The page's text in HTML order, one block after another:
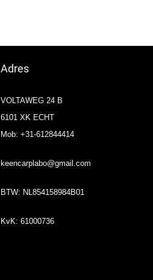
Adres
VOLTAWEG 24 B
6101 XK ECHT
Mob: +31-612844414
keencarplabo@gmail.com
BTW: NL854158984B01
KvK: 61000736